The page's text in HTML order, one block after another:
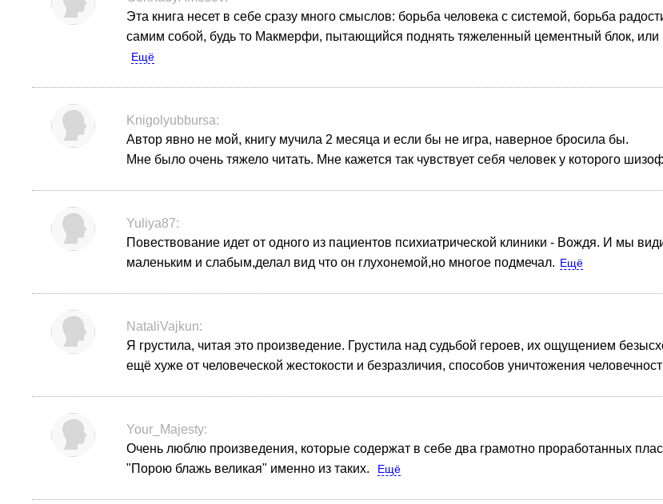
Эта книга несет в себе сразу много смыслов: борьба человека с системой, борьба
самим собой, будь то Макмерфи, пытающийся поднять тяжеленный цементный блок,
Ещё
Knigolyubbursa:
Автор явно не мой, книгу мучила 2 месяца и если бы не игра, наверное бросила бы.
Мне было очень тяжело читать. Мне кажется так чувствует себя человек у которого
Yuliya87:
Повествование идет от одного из пациентов психиатрической клиники - Вождя. И мы
маленьким и слабым,делал вид что он глухонемой,но многое подмечал. Ещё
NataliVajkun:
Я грустила, читая это произведение. Грустила над судьбой героев, их ощущением
ещё хуже от человеческой жестокости и безразличия, способов уничтожения
Your_Majesty:
Очень люблю произведения, которые содержат в себе два грамотно проработанных
"Порою блажь великая" именно из таких.
Ещё